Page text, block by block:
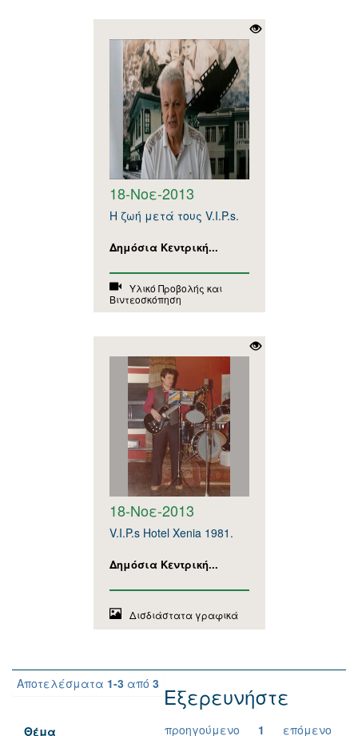
18-Νοε-2013
Η ζωή μετά τους V.I.P.s.
Δημόσια Κεντρική...
Υλικό Προβολής και
Βιντεοσκόπηση
18-Νοε-2013
V.I.P.s Hotel Xenia 1981.
Δημόσια Κεντρική...
Δισδιάστατα γραφικά
Αποτελέσματα 1-3 από 3
προηγούμενο 1 επόμενο
Εξερευνήστε
Θέμα